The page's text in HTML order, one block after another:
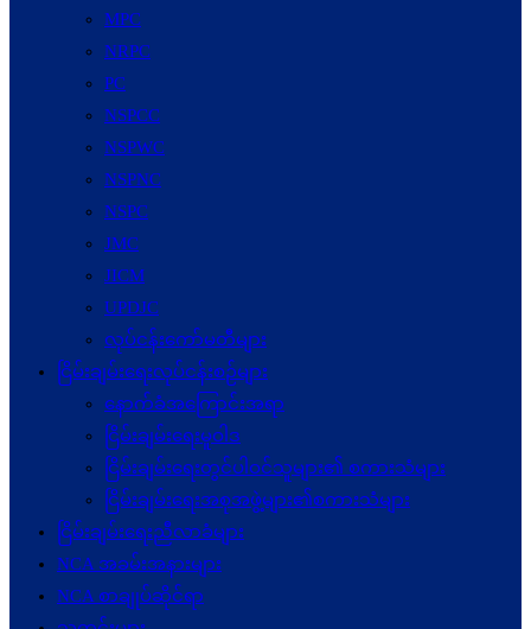
MPC
NRPC
PC
NSPCC
NSPWC
NSPNC
NSPC
JMC
JICM
UPDJC
လုပ်ငန်းကော်မတီများ
ငြိမ်းချမ်းရေးလုပ်ငန်းစဉ်များ
နောက်ခံအကြောင်းအရာ
ငြိမ်းချမ်းရေးမူဝါဒ
ငြိမ်းချမ်းရေးတွင်ပါဝင်သူများ၏ စကားသံများ
ငြိမ်းချမ်းရေးအစုအဖွဲ့များ၏စကားသံများ
ငြိမ်းချမ်းရေးညီလာခံများ
NCA အခမ်းအနားများ
NCA စာချုပ်ဆိုင်ရာ